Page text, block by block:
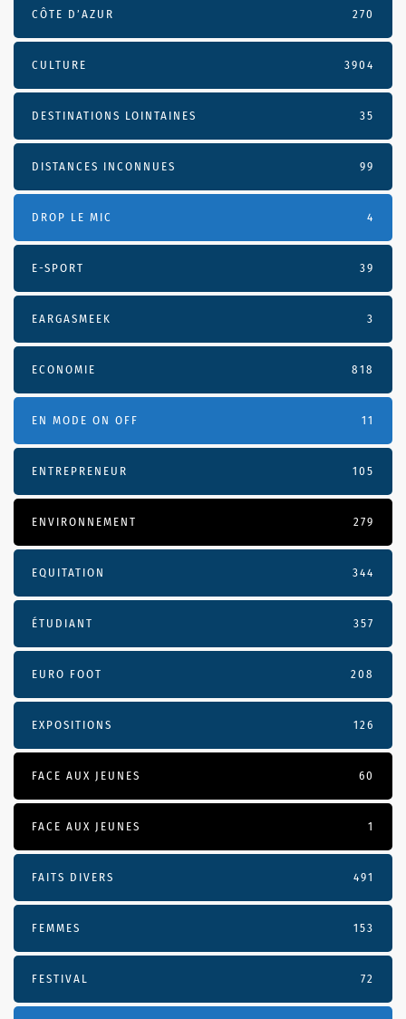
CÔTE D’AZUR 270
CULTURE 3904
DESTINATIONS LOINTAINES 35
DISTANCES INCONNUES 99
DROP LE MIC 4
E-SPORT 39
EARGASMEEK 3
ECONOMIE 818
EN MODE ON OFF 11
ENTREPRENEUR 105
ENVIRONNEMENT 279
EQUITATION 344
ÉTUDIANT 357
EURO FOOT 208
EXPOSITIONS 126
FACE AUX JEUNES 60
FACE AUX JEUNES 1
FAITS DIVERS 491
FEMMES 153
FESTIVAL 72